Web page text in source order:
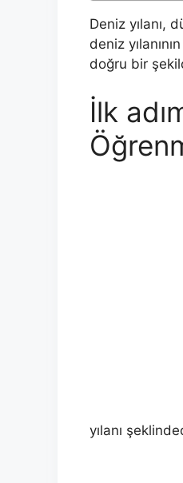
Deniz yılanı,
deniz
doğru bir
İlk
yılanı